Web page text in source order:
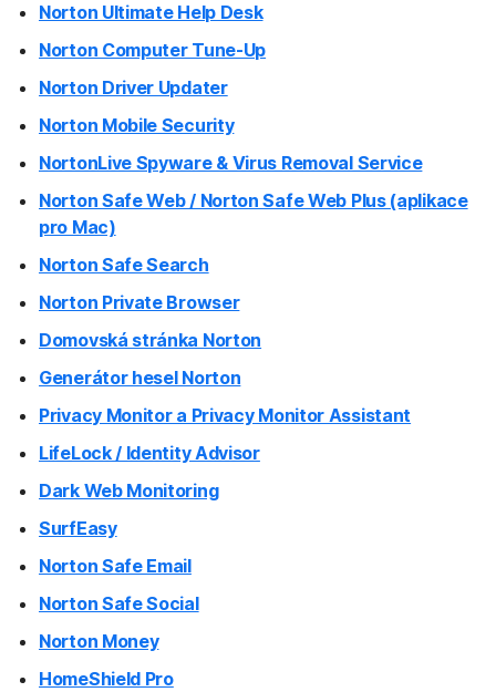
Norton Ultimate Help Desk
Norton Computer Tune-Up
Norton Driver Updater
Norton Mobile Security
NortonLive Spyware & Virus Removal Service
Norton Safe Web / Norton Safe Web Plus (aplikace
pro Mac)
Norton Safe Search
Norton Private Browser
Domovská stránka Norton
Generátor hesel Norton
Privacy Monitor a Privacy Monitor Assistant
LifeLock / Identity Advisor
Dark Web Monitoring
SurfEasy
Norton Safe Email
Norton Safe Social
Norton Money
HomeShield Pro